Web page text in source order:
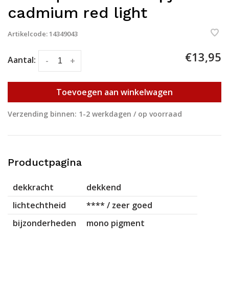
cadmium red light
Artikelcode:14349043
Aantal: +
- €13,95
Toevoegen aan winkelwagen
Verzending binnen: 1-2 werkdagen / op voorraad
Productpagina
dekkracht
dekkend
lichtechtheid
**** / zeer goed
bijzonderheden
mono pigment